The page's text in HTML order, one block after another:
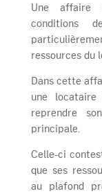
Une affaire
conditions
ressources du
Dans cette
une
reprendre
principale.
Celle-ci
que ses
au plafond